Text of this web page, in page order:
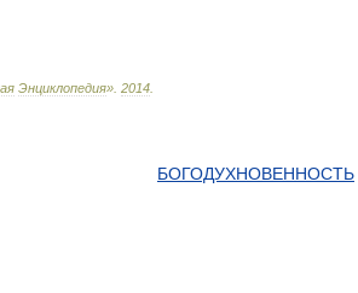
Энциклопедия» 2014
БОГОДУХНОВЕННОСТЬ